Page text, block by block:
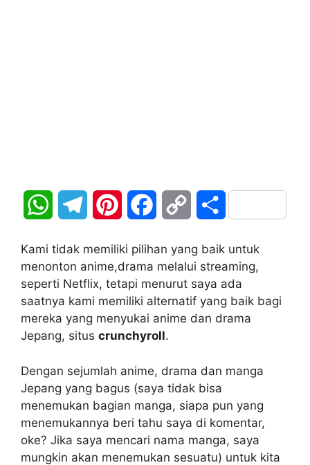
W
a
t
s
p
p
l
e
g
a
m
n
t
e
e
s
t
c
e
b
o
k
p
y
L
n
k
S
a
r
e
Kami tidak memiliki pilihan yang baik untuk
menonton anime,drama melalui streaming,
seperti Netflix, tetapi menurut saya ada
saatnya kami memiliki alternatif yang baik bagi
mereka yang menyukai anime dan drama
Jepang, situs crunchyroll.
Dengan sejumlah anime, drama dan manga
Jepang yang bagus (saya tidak bisa
menemukan bagian manga, siapa pun yang
menemukannya beri tahu saya di komentar,
oke? Jika saya mencari nama manga, saya
mungkin akan menemukan sesuatu) untuk kita